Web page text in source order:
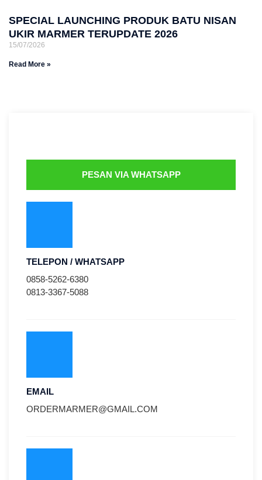
SPECIAL LAUNCHING PRODUK BATU NISAN
UKIR MARMER TERUPDATE 2026
15/07/2026
Read More »
PESAN VIA WHATSAPP
TELEPON / WHATSAPP
0858-5262-6380
0813-3367-5088
EMAIL
ORDERMARMER@GMAIL.COM